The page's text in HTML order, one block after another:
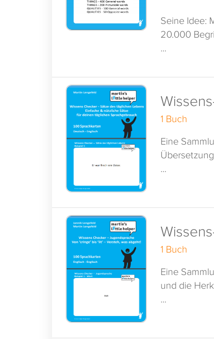
Seine Idee:
20.000
Der Little
...
1 Buch
Eine
...
1 Buch
Eine
und die
...